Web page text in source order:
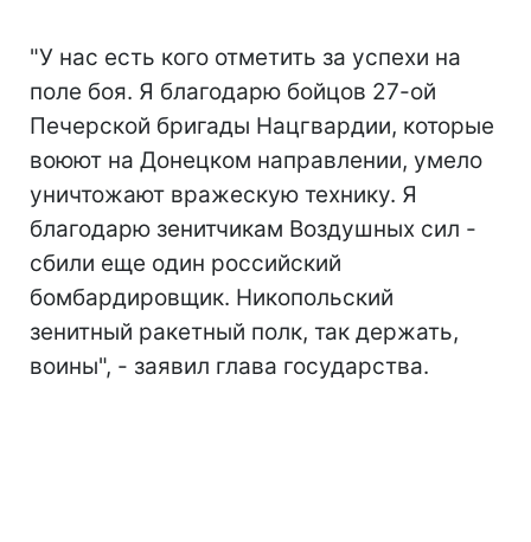
"У нас есть кого отметить за успехи на
поле боя. Я благодарю бойцов 27-ой
Печерской бригады Нацгвардии, которые
воюют на Донецком направлении, умело
уничтожают вражескую технику. Я
благодарю зенитчикам Воздушных сил -
сбили еще один российский
бомбардировщик. Никопольский
зенитный ракетный полк, так держать,
воины", - заявил глава государства.